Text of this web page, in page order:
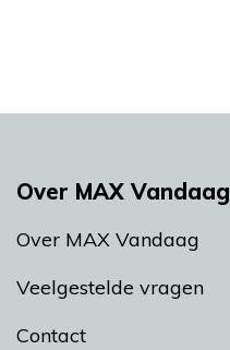
Over MAX Vandaag
Over MAX Vandaag
Veelgestelde vragen
Contact